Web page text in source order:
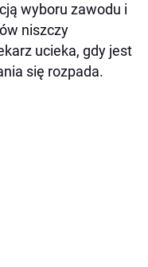
wyboru zawodu i
niszczy
ucieka, gdy jest
się rozpada.